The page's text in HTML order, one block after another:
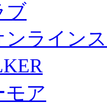
ブ
ンライン
モア